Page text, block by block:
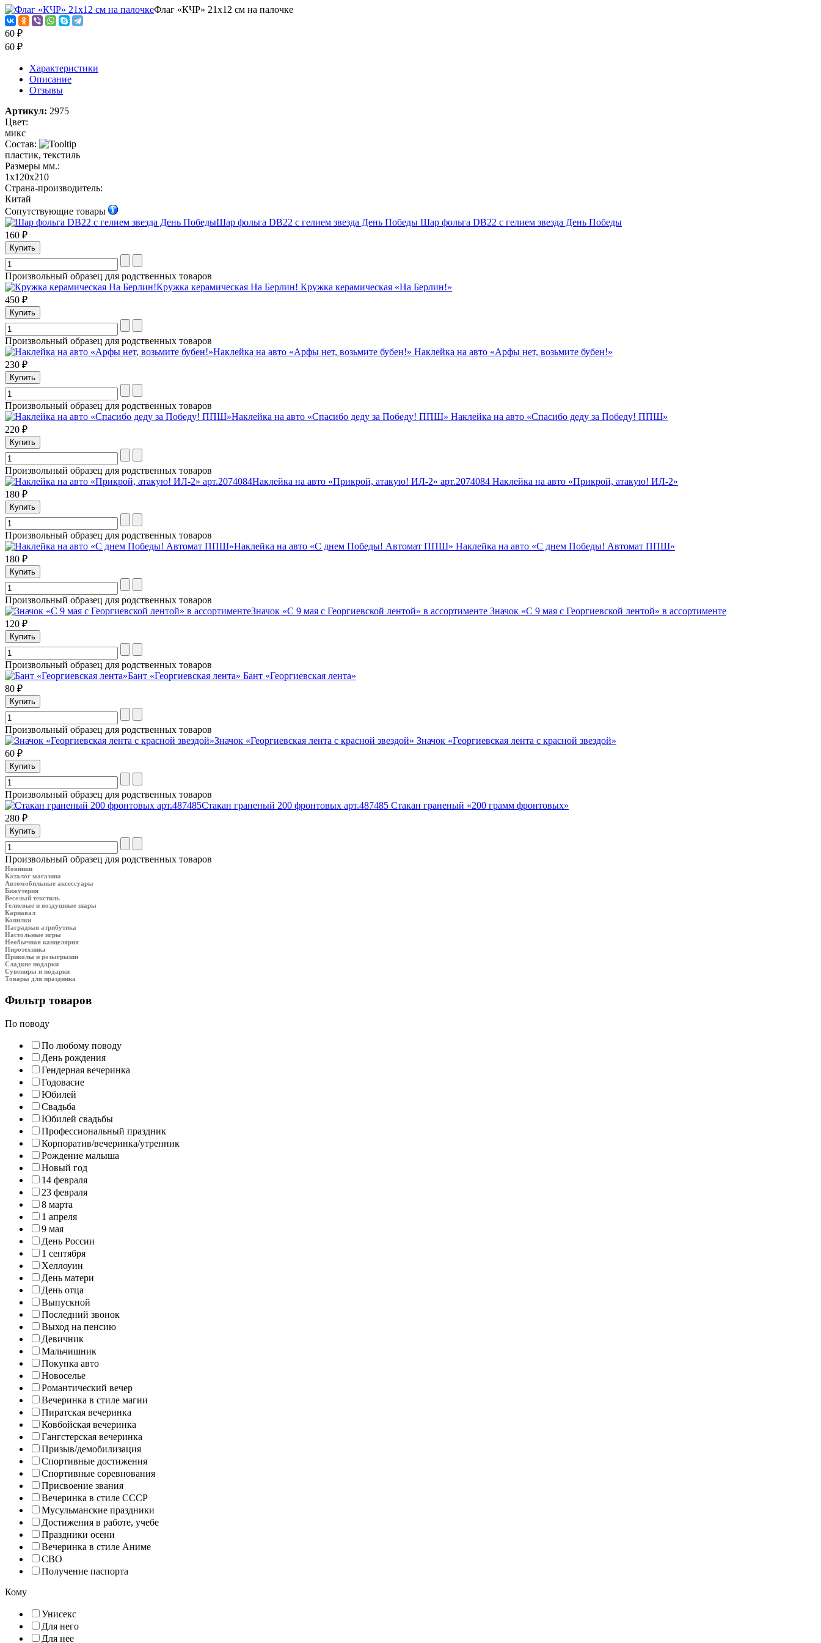
Флаг «КЧР» 21х12 см на палочке
60 ₽
60 ₽
Характеристики
Описание
Отзывы
Артикул: 2975
Цвет:
микс
Состав:
пластик, текстиль
Размеры мм.:
1х120х210
Страна-производитель:
Китай
Сопутствующие товары
Шар фольга DB22 с гелием звезда День Победы Шар фольга DB22 с гелием звезда День Победы
160 ₽
Произвольный образец для родственных товаров
Кружка керамическая На Берлин! Кружка керамическая «На Берлин!»
450 ₽
Произвольный образец для родственных товаров
Наклейка на авто «Арфы нет, возьмите бубен!» Наклейка на авто «Арфы нет, возьмите бубен!»
230 ₽
Произвольный образец для родственных товаров
Наклейка на авто «Спасибо деду за Победу! ППШ» Наклейка на авто «Спасибо деду за Победу! ППШ»
220 ₽
Произвольный образец для родственных товаров
Наклейка на авто «Прикрой, атакую! ИЛ-2» арт.2074084 Наклейка на авто «Прикрой, атакую! ИЛ-2»
180 ₽
Произвольный образец для родственных товаров
Наклейка на авто «С днем Победы! Автомат ППШ» Наклейка на авто «С днем Победы! Автомат ППШ»
180 ₽
Произвольный образец для родственных товаров
Значок «С 9 мая с Георгиевской лентой» в ассортименте Значок «С 9 мая с Георгиевской лентой» в ассортименте
120 ₽
Произвольный образец для родственных товаров
Бант «Георгиевская лента» Бант «Георгиевская лента»
80 ₽
Произвольный образец для родственных товаров
Значок «Георгиевская лента с красной звездой» Значок «Георгиевская лента с красной звездой»
60 ₽
Произвольный образец для родственных товаров
Стакан граненый 200 фронтовых арт.487485 Стакан граненый «200 грамм фронтовых»
280 ₽
Произвольный образец для родственных товаров
Новинки
Каталог магазина
Автомобильные аксессуары
Бижутерия
Веселый текстиль
Гелиевые и воздушные шары
Карнавал
Копилки
Наградная атрибутика
Настольные игры
Необычная канцелярия
Пиротехника
Приколы и розыгрыши
Сладкие подарки
Сувениры и подарки
Товары для праздника
Фильтр товаров
По поводу
По любому поводу
День рождения
Гендерная вечеринка
Годовасие
Юбилей
Свадьба
Юбилей свадьбы
Профессиональный праздник
Корпоратив/вечеринка/утренник
Рождение малыша
Новый год
14 февраля
23 февраля
8 марта
1 апреля
9 мая
День России
1 сентября
Хеллоуин
День матери
День отца
Выпускной
Последний звонок
Выход на пенсию
Девичник
Мальчишник
Покупка авто
Новоселье
Романтический вечер
Вечеринка в стиле магии
Пиратская вечеринка
Ковбойская вечеринка
Гангстерская вечеринка
Призыв/демобилизация
Спортивные достижения
Спортивные соревнования
Присвоение звания
Вечеринка в стиле СССР
Мусульманские праздники
Достижения в работе, учебе
Праздники осени
Вечеринка в стиле Аниме
СВО
Получение паспорта
Кому
Унисекс
Для него
Для нее